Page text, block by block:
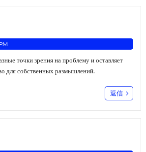
точки зрения на проблему и оставляет
для собственных размышлений.
返信